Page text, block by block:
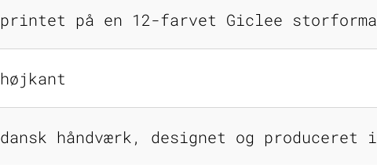
printet på en 12-farvet Giclee
højkant
dansk håndværk, designet og produceret i